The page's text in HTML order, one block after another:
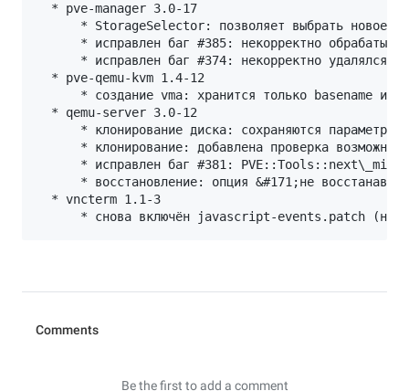
  * pve-manager 3.0-17
* StorageSelector: позволяет выбрать новое
* исправлен баг #385: некорректно
* исправлен баг #374: некорректно удалялся
  * pve-qemu-kvm 1.4-12
* создание vma: хранится только basename
  * qemu-server 3.0-12
* клонирование диска: сохраняются параметры
* клонирование: добавлена проверка
* исправлен баг #381:
* восстановление: опция &#171;не
  * vncterm 1.1-3